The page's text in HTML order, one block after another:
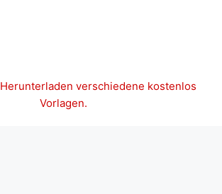
Herunterladen verschiedene kostenlos
Vorlagen.